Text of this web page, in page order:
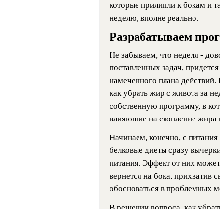
которые прилипли к бокам и
неделю, вполне реально.
Разрабатываем
Не забываем, что неделя -
поставленных задач,
намеченного плана действий.
как убрать жир с живота за
собственную программу, в
влияющие на скопление жира
Начинаем, конечно, с
белковые диеты сразу
питания. Эффект от них
вернется на бока, прихватив
обосноваться в проблемных